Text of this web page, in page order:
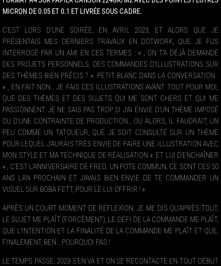
MICRON DE 0.05 ET 0.1 ET LIVRÉE SOUS CADRE.
C’EST LORS D’UNE SOIRÉE, EN AVRIL 2023, ET ALORS QUE JE
PRÉSENTAIS MES DERNIERS TRAVAUX EN DOTWORK, QUE JE FUS
INTERROGÉ PAR UN AMI EN CES TERMES : « , ON T’A DÉJÀ DEMANDÉ
DES PROJETS PERSONNELS, DES COMMANDES D’ILLUSTRATIONS SUR
DES THÈMES BIEN PRÉCIS ? ». PETIT BLANC DANS LA CONVERSATION :
« , EN FAIT NON… JE FAIS CES ILLUSTRATIONS AVANT TOUT POUR MOI,
QUE DES THÈMES ET DES SUJETS QUI ME SONT CHERS ET QUI ME
PASSIONNENT. JE NE SAIS PAS TROP SI J’AI ENVIE D’UN THÈME IMPOSÉ
OU D’UNE CONTRAINTE DE PRODUCTION… OU ALORS, IL FAUDRAIT, UN
PEU COMME UN TATOUEUR, QUE JE SOIT CONSULTÉ SUR UN THÈME
POUR LEQUEL J’AURAIS TRÈS ENVIE DE FAIRE UNE ILLUSTRATION AVEC
MON STYLE ET MA TECHNIQUE DE RÉALISATION ». ET LUI D’ENCHAÎNER
« , C’EST L’ANNIVERSAIRE DE FRED, UN POTE COMMUN, CE SONT CES 50
ANS L’AN PROCHAIN ET J’AVAIS BIEN ENVIE DE TE COMMANDER UN
VISUEL SUR BOBA FETT, POUR LE LUI OFFRIR ! »
APRÈS UN COURT MOMENT DE RÉFLEXION, JE ME DIS QU’APRÈS-TOUT,
LE SUJET ME PLAÎT (FORCÉMENT), LE DÉFI DE LA COMMANDE ME PLAÎT,
QUE L’INTENTION ET LA FINALITÉ DE LA COMMANDE ME PLAÎT ET QUE,
FINALEMENT, BEN… POURQUOI PAS !
LE TEMPS PASSE, 2023 S’EN VA ET ON SE RECONTACTE EN TOUT DÉBUT